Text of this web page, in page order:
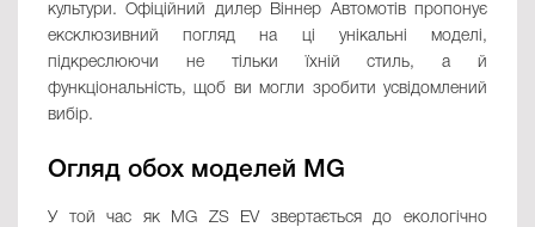
культури. Офіційний дилер Віннер Автомотів пропонує
ексклюзивний погляд на ці унікальні моделі,
підкреслюючи не тільки їхній стиль, а й
функціональність, щоб ви могли зробити усвідомлений
вибір.
Огляд обох моделей MG
У той час як MG ZS EV звертається до екологічно